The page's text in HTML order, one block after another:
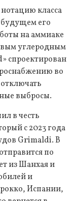
класса
будущем его
на аммиаке
углеродным
спроектирован
во
выбросы.
в честь
с 2023 года
Grimaldi. В
по
из Шанхая и
и
Испании,